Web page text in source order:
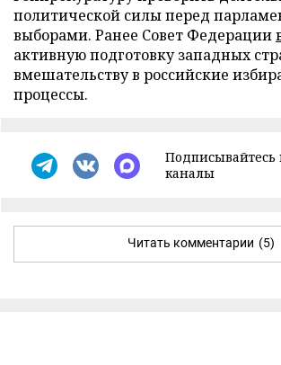
политической силы перед
выборами. Ранее Совет Федерации
активную подготовку западных
вмешательству в российские
процессы.
каналы
Читать комментарии (5)